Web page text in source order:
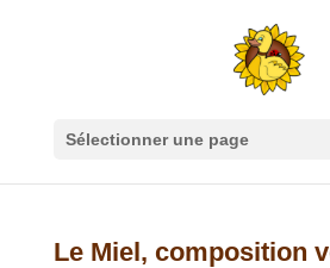
Sélectionner une page
Le Miel, composition